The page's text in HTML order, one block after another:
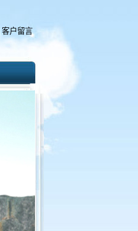
客户留言